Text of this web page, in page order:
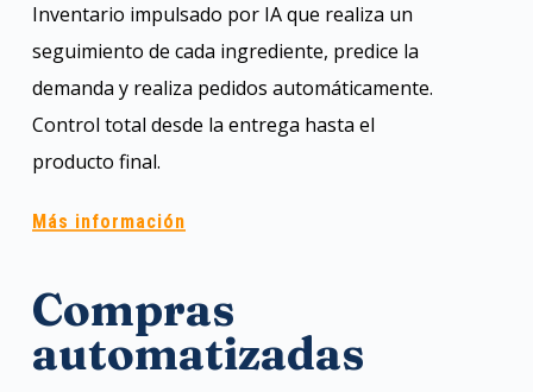
Inventario impulsado por IA que realiza un
seguimiento de cada ingrediente, predice la
demanda y realiza pedidos automáticamente.
Control total desde la entrega hasta el
producto final.
Más información
Compras
automatizadas